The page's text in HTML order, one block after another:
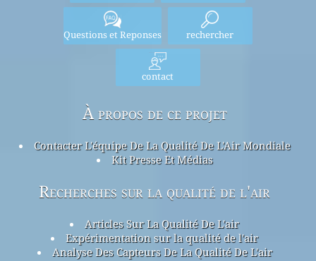
Questions et Reponses rechercher
contact
À propos de ce projet
Contacter L'équipe De La Qualité De L'Air Mondiale
Kit Presse Et Médias
Recherches sur la qualité de l'air
Articles Sur La Qualité De L'air
Expérimentation sur la qualité de l'air
Analyse Des Capteurs De La Qualité De L'air